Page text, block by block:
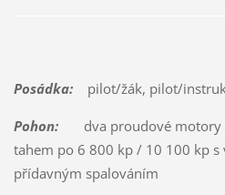
Posádka:pilot/žák, pilot/
Pohon:dva proudové motory
tahem po 6 800 kp / 10 100 kp
přídavným spalováním